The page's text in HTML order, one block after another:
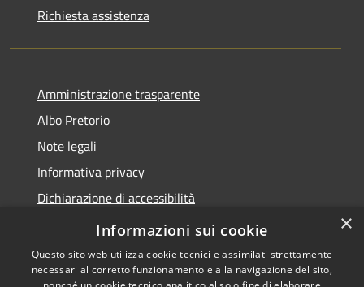
Richiesta assistenza
Amministrazione trasparente
Albo Pretorio
Note legali
Informativa privacy
Dichiarazione di accessibilità
Obiettivi di accessibilità
×
Informazioni sui cookie
Questo sito web utilizza cookie tecnici e assimilati strettamente
necessari al corretto funzionamento e alla navigazione del sito,